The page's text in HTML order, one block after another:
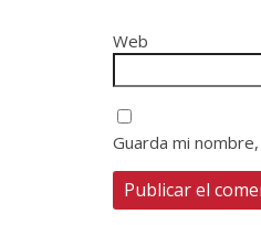
Web
Guarda mi